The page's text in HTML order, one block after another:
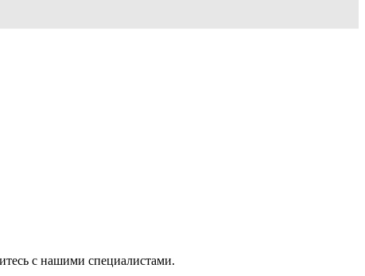
с нашими специалистами.